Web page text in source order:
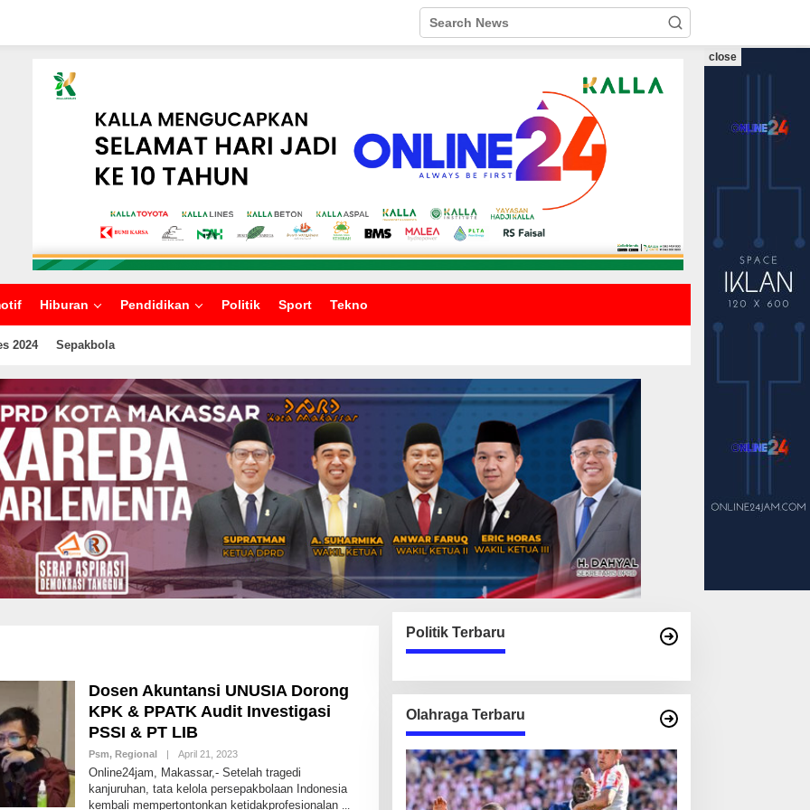
Hiburan Pendidikan Politik Sport Tekno
2024 Sepakbola
close
Dosen Akuntansi UNUSIA Dorong
KPK & PPATK Audit Investigasi
PSSI & PT LIB
Psm, Regional | April 21, 2023B
Y
I
D
R
Online24jam, Makassar,- Setelah tragedi
kanjuruhan, tata kelola persepakbolaan Indonesia
kembali mempertontonkan ketidakprofesionalan
Politik Terbaru
Olahraga Terbaru